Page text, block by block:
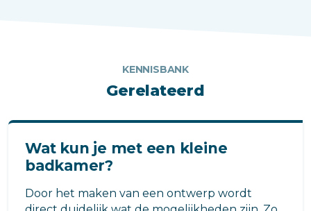
KENNISBANK
Gerelateerd
Wat kun je met een kleine
badkamer?
Door het maken van een ontwerp wordt